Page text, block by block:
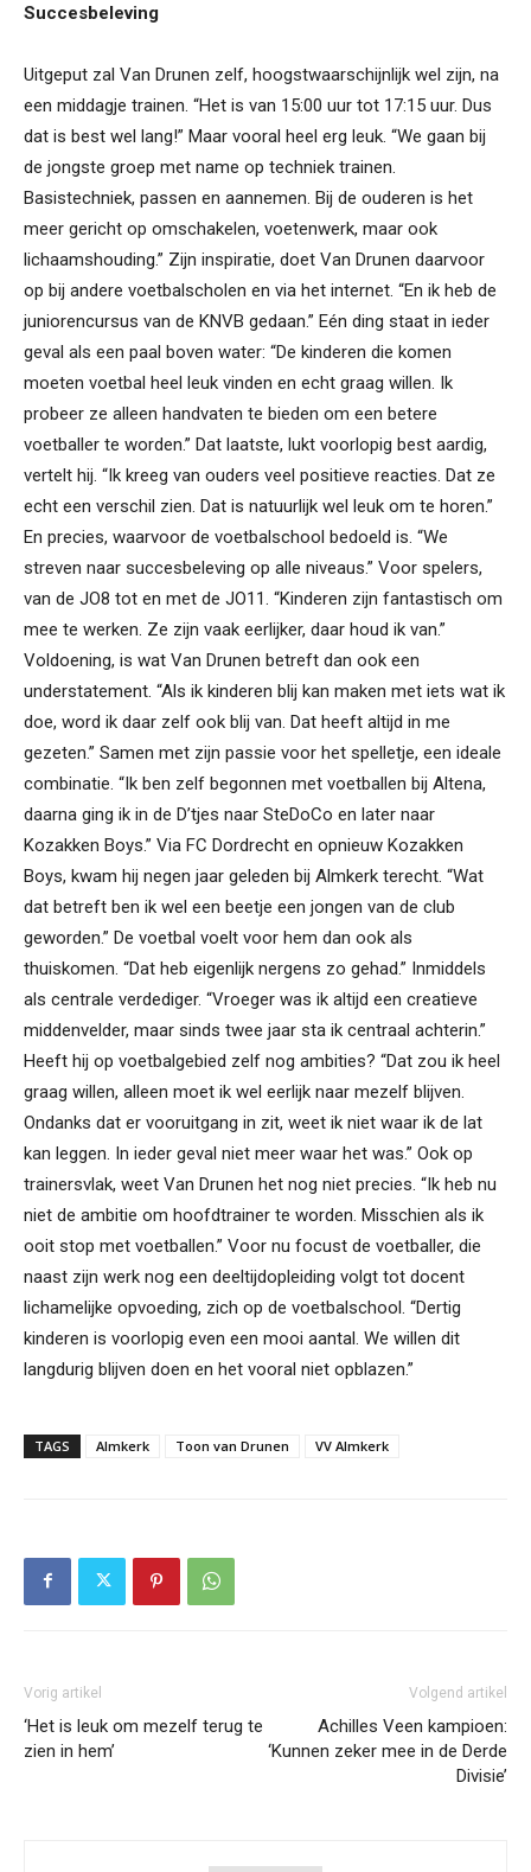
Succesbeleving
Uitgeput zal Van Drunen zelf, hoogstwaarschijnlijk wel zijn, na
een middagje trainen. “Het is van 15:00 uur tot 17:15 uur. Dus
dat is best wel lang!” Maar vooral heel erg leuk. “We gaan bij
de jongste groep met name op techniek trainen.
Basistechniek, passen en aannemen. Bij de ouderen is het
meer gericht op omschakelen, voetenwerk, maar ook
lichaamshouding.” Zijn inspiratie, doet Van Drunen daarvoor
op bij andere voetbalscholen en via het internet. “En ik heb de
juniorencursus van de KNVB gedaan.” Eén ding staat in ieder
geval als een paal boven water: “De kinderen die komen
moeten voetbal heel leuk vinden en echt graag willen. Ik
probeer ze alleen handvaten te bieden om een betere
voetballer te worden.” Dat laatste, lukt voorlopig best aardig,
vertelt hij. “Ik kreeg van ouders veel positieve reacties. Dat ze
echt een verschil zien. Dat is natuurlijk wel leuk om te horen.”
En precies, waarvoor de voetbalschool bedoeld is. “We
streven naar succesbeleving op alle niveaus.” Voor spelers,
van de JO8 tot en met de JO11. “Kinderen zijn fantastisch om
mee te werken. Ze zijn vaak eerlijker, daar houd ik van.”
Voldoening, is wat Van Drunen betreft dan ook een
understatement. “Als ik kinderen blij kan maken met iets wat ik
doe, word ik daar zelf ook blij van. Dat heeft altijd in me
gezeten.” Samen met zijn passie voor het spelletje, een ideale
combinatie. “Ik ben zelf begonnen met voetballen bij Altena,
daarna ging ik in de D’tjes naar SteDoCo en later naar
Kozakken Boys.” Via FC Dordrecht en opnieuw Kozakken
Boys, kwam hij negen jaar geleden bij Almkerk terecht. “Wat
dat betreft ben ik wel een beetje een jongen van de club
geworden.” De voetbal voelt voor hem dan ook als
thuiskomen. “Dat heb eigenlijk nergens zo gehad.” Inmiddels
als centrale verdediger. “Vroeger was ik altijd een creatieve
middenvelder, maar sinds twee jaar sta ik centraal achterin.”
Heeft hij op voetbalgebied zelf nog ambities? “Dat zou ik heel
graag willen, alleen moet ik wel eerlijk naar mezelf blijven.
Ondanks dat er vooruitgang in zit, weet ik niet waar ik de lat
kan leggen. In ieder geval niet meer waar het was.” Ook op
trainersvlak, weet Van Drunen het nog niet precies. “Ik heb nu
niet de ambitie om hoofdtrainer te worden. Misschien als ik
ooit stop met voetballen.” Voor nu focust de voetballer, die
naast zijn werk nog een deeltijdopleiding volgt tot docent
lichamelijke opvoeding, zich op de voetbalschool. “Dertig
kinderen is voorlopig even een mooi aantal. We willen dit
langdurig blijven doen en het vooral niet opblazen.”
TAGS Almkerk Toon van Drunen VV Almkerk
Vorig artikel
‘Het is leuk om mezelf terug te
zien in hem’
Volgend artikel
Achilles Veen kampioen:
‘Kunnen zeker mee in de Derde
Divisie’